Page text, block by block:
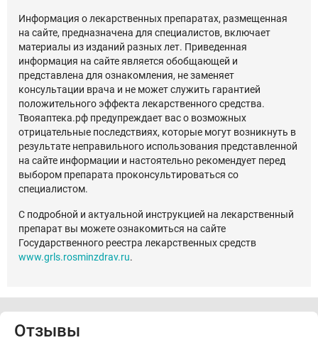
Информация о лекарственных препаратах, размещенная
на сайте, предназначена для специалистов, включает
материалы из изданий разных лет. Приведенная
информация на сайте является обобщающей и
представлена для ознакомления, не заменяет
консультации врача и не может служить гарантией
положительного эффекта лекарственного средства.
Твояаптека.рф предупреждает вас о возможных
отрицательные последствиях, которые могут возникнуть в
результате неправильного использования представленной
на сайте информации и настоятельно рекомендует перед
выбором препарата проконсультироваться со
специалистом.
С подробной и актуальной инструкцией на лекарственный
препарат вы можете ознакомиться на сайте
Государственного реестра лекарственных средств
www.grls.rosminzdrav.ru.
Отзывы